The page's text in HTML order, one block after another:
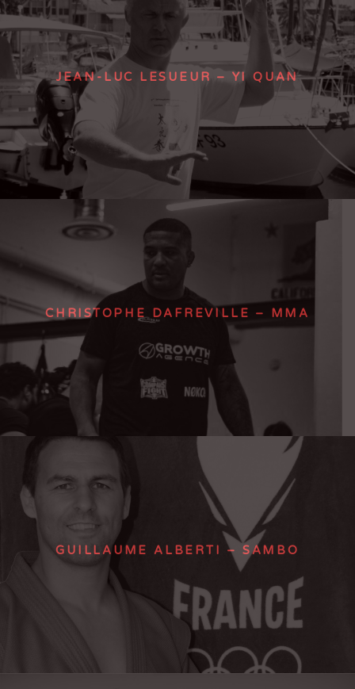
JEAN-LUC LESUEUR – YI QUAN
CHRISTOPHE DAFREVILLE – MMA
GUILLAUME ALBERTI – SAMBO